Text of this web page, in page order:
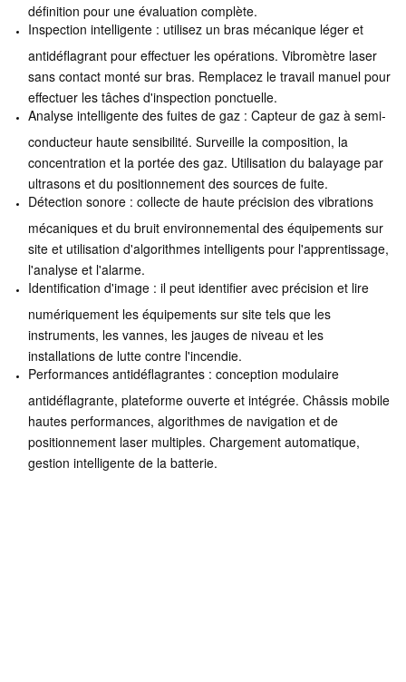
définition pour une évaluation complète.
Inspection intelligente : utilisez un bras mécanique léger et
antidéflagrant pour effectuer les opérations. Vibromètre laser
sans contact monté sur bras. Remplacez le travail manuel pour
effectuer les tâches d'inspection ponctuelle.
Analyse intelligente des fuites de gaz : Capteur de gaz à semi-
conducteur haute sensibilité. Surveille la composition, la
concentration et la portée des gaz. Utilisation du balayage par
ultrasons et du positionnement des sources de fuite.
Détection sonore : collecte de haute précision des vibrations
mécaniques et du bruit environnemental des équipements sur
site et utilisation d'algorithmes intelligents pour l'apprentissage,
l'analyse et l'alarme.
Identification d'image : il peut identifier avec précision et lire
numériquement les équipements sur site tels que les
instruments, les vannes, les jauges de niveau et les
installations de lutte contre l'incendie.
Performances antidéflagrantes : conception modulaire
antidéflagrante, plateforme ouverte et intégrée. Châssis mobile
hautes performances, algorithmes de navigation et de
positionnement laser multiples. Chargement automatique,
gestion intelligente de la batterie.